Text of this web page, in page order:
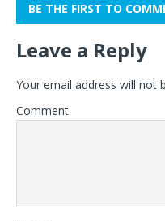
BE THE FIRST TO
Leave a Reply
Your email address will not
Comment